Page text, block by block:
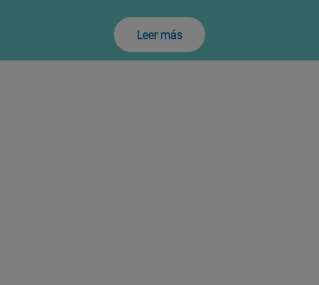
Leer más